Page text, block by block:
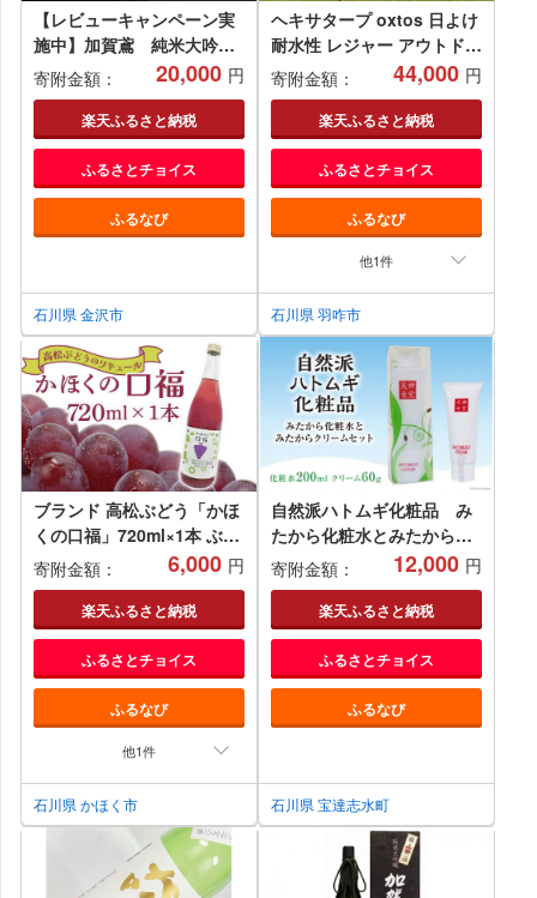
【レビューキャンペーン実
施中】加賀鳶 純米大吟
醸 極上原酒 石川 金沢 加
賀百万石 加賀 百万石 北陸
北陸復興 北陸支援 お酒 日
本酒 純米大吟醸酒 さけ ギ
フト 金沢 加賀鳶 原酒 高級
贈り物 酒蔵 伝統 手土産 プ
レミアム 酒 米 酒宴 特別 飲
寄附金額： 20,000 円
楽天ふるさと納税
ふるさとチョイス
ふるなび
石川県 金沢市
ヘキサタープ oxtos 日よけ
耐水性 レジャー アウトドア
選べる 2色 グレージュ カー
キ キャンプ タープ キャン
プ用品 アウトドア用品 アウ
トドアグッズ 夏休み 日除け
コーデュラ ナイロン コーデ
ュラナイロン 石川 能登 羽
咋 オクトス テント 軽量
寄附金額： 44,000 円
楽天ふるさと納税
ふるさとチョイス
ふるなび
他1件
石川県 羽咋市
ブランド 高松ぶどう「かほ
くの口福」720ml×1本 ぶど
う デラウェア フルーツリキ
ュール フルーツ お酒 100％
リキュール ぶどうリキュー
ル ギフト かほく市 能登 入
寄附金額： 6,000 円
楽天ふるさと納税
ふるさとチョイス
ふるなび
他1件
石川県 かほく市
自然派ハトムギ化粧品 み
たから化粧水とみたからク
リームセット [はくい農業
協同組合 石川県 宝達志水町
38600507] 化粧水 クリーム
スキンケア セット 美容 は
とむぎ はと麦 ハトムギエキ
ス
寄附金額： 12,000 円
楽天ふるさと納税
ふるさとチョイス
ふるなび
石川県 宝達志水町